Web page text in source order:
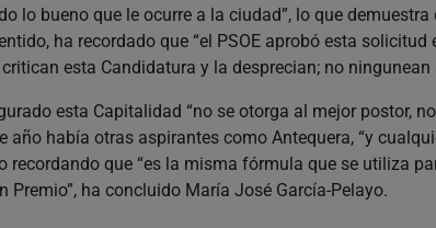
lo bueno que le ocurre a la ciudad”, lo que
ha recordado que “el PSOE aprobó esta
esta Candidatura y la desprecian; no
esta Capitalidad “no se otorga al mejor postor,
año había otras aspirantes como Antequera, “y
recordando que “es la misma fórmula que se utiliza
Premio”, ha concluido María José García-Pelayo.